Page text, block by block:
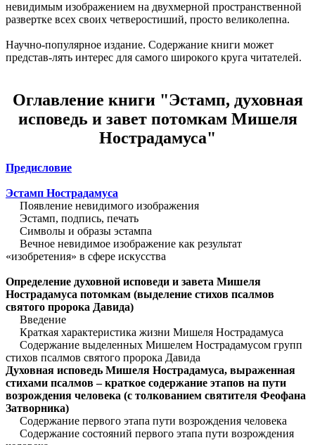
невидимым изображением на двухмерной пространственной
развертке всех своих четверостиший, просто великолепна.
Научно-популярное издание. Содержание книги может
представ-лять интерес для самого широкого круга читателей.
Оглавление книги "Эстамп, духовная
исповедь и завет потомкам Мишеля
Нострадамуса"
Предисловие
Эстамп Нострадамуса
Появление невидимого изображения
Эстамп, подпись, печать
Символы и образы эстампа
Вечное невидимое изображение как результат
«изобретения» в сфере искусства
Определение духовной исповеди и завета Мишеля
Нострадамуса потомкам (выделение стихов псалмов
святого пророка Давида)
Введение
Краткая характеристика жизни Мишеля Нострадамуса
Содержание выделенных Мишелем Нострадамусом групп
стихов псалмов святого пророка Давида
Духовная исповедь Мишеля Нострадамуса, выраженная
стихами псалмов – краткое содержание этапов на пути
возрождения человека (с толкованием святителя Феофана
Затворника)
Содержание первого этапа пути возрождения человека
Содержание состояний первого этапа пути возрождения